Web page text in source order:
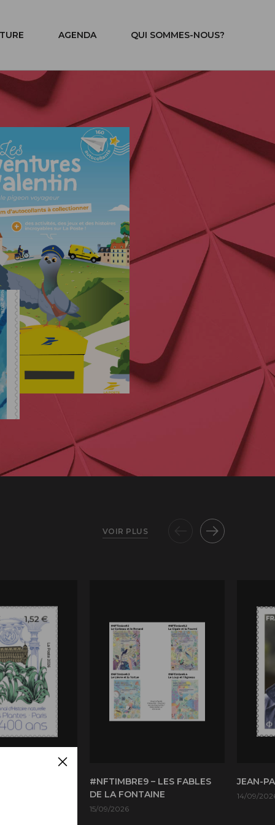
AGENDA QUI SOMMES-NOUS?
#NFTIMBRE9 – LES FABLES
DE LA FONTAINE
15/09/2026
JEAN-
14/09/
VOIR PLUS